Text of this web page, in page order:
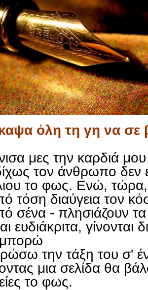
όλη τη γη να σε
μες την καρδιά
τον άνθρωπο δεν
το φως. Ενώ, τώρα,
τόση διαύγεια τον
σένα - πλησιάζουν
ευδιάκριτα, γίνονται
την τάξη του σ'
μια σελίδα θα
το φως.